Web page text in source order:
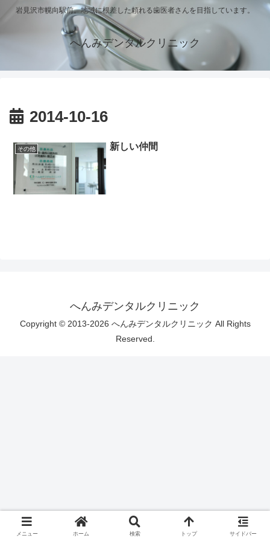
岩見沢市幌向駅前。地域に根差した頼れる歯医者さんを目指しています。
へんみデンタルクリニック
2014-10-16
その他 新しい仲間
へんみデンタルクリニック
Copyright © 2013-2026 へんみデンタルクリニック All Rights
Reserved.
メニュー ホーム 検索 トップ サイドバー